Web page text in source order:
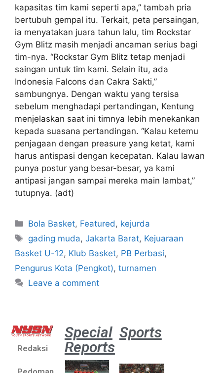
kapasitas tim kami seperti apa,” tambah pria
bertubuh gempal itu. Terkait, peta persaingan,
ia menyatakan juara tahun lalu, tim Rockstar
Gym Blitz masih menjadi ancaman serius bagi
tim-nya. “Rockstar Gym Blitz tetap menjadi
saingan untuk tim kami. Selain itu, ada
Indonesia Falcons dan Cakra Sakti,”
sambungnya. Dengan waktu yang tersisa
sebelum menghadapi pertandingan, Kentung
menjelaskan saat ini timnya lebih menekankan
kepada suasana pertandingan. “Kalau ketemu
penjagaan dengan preasure yang ketat, kami
harus antispasi dengan kecepatan. Kalau lawan
punya postur yang besar-besar, ya kami
antipasi jangan sampai mereka main lambat,”
tutupnya. (adt)
Bola Basket, Featured, kejurda
gading muda,Jakarta Barat, Kejuaraan
Basket U-12, Klub Basket, PB Perbasi,
Pengurus Kota (Pengkot), turnamen
Leave a comment
Redaksi
Special
Reports
Sports